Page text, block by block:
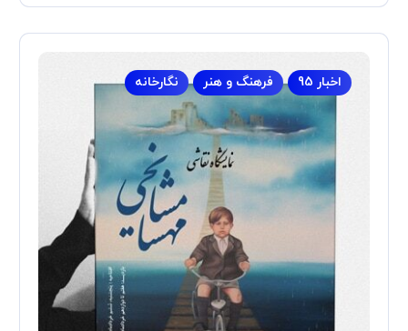
اخبار 95 فرهنگ و هنر نگارخانه